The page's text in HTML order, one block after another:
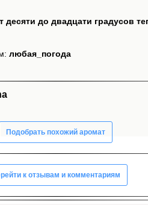
десяти до двадцати градусов
любая_погода
Подобрать похожий аромат
к отзывам и комментариям